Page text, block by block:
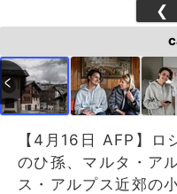
❮
【4月16日 AFP】ロ
のひ孫、マルタ・ア
ス・アルプス近郊の